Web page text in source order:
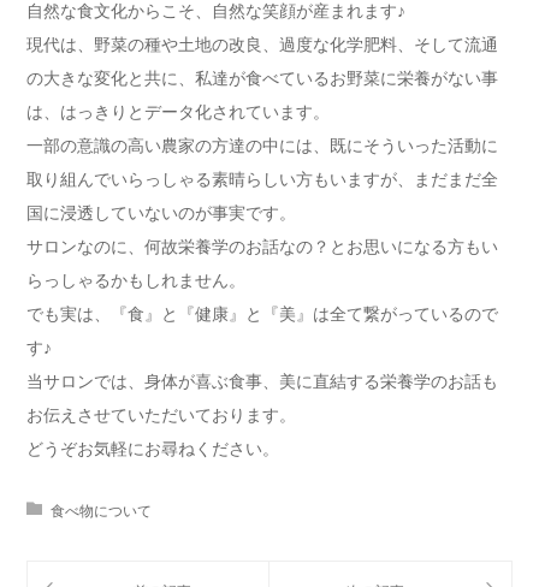
自然な食文化からこそ、自然な笑顔が産まれます♪
現代は、野菜の種や土地の改良、過度な化学肥料、そして流通
の大きな変化と共に、私達が食べているお野菜に栄養がない事
は、はっきりとデータ化されています。
一部の意識の高い農家の方達の中には、既にそういった活動に
取り組んでいらっしゃる素晴らしい方もいますが、まだまだ全
国に浸透していないのが事実です。
サロンなのに、何故栄養学のお話なの？とお思いになる方もい
らっしゃるかもしれません。
でも実は、『食』と『健康』と『美』は全て繋がっているので
す♪
当サロンでは、身体が喜ぶ食事、美に直結する栄養学のお話も
お伝えさせていただいております。
どうぞお気軽にお尋ねください。
食べ物について